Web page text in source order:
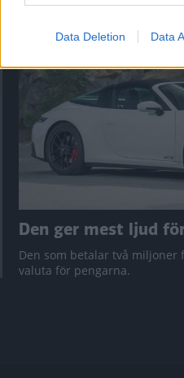
Data Deletion Data
Vi ställe nykomlingen mot
Den ger mest ljud
Den som betalar två miljoner
valuta för pengarna.